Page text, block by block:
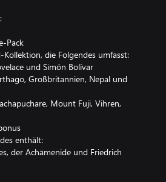
Pack
die Folgendes umfasst:
und Simón Bolívar
Großbritannien, Nepal und
Mount Fuji, Vihren,
enthält:
der Achämenide und Friedrich